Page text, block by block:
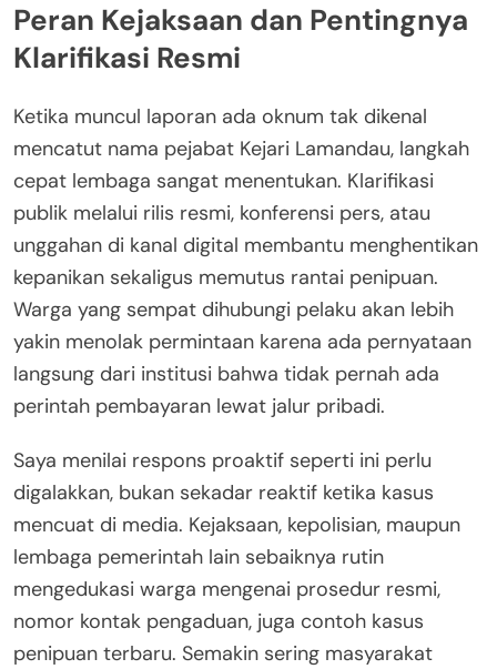
Peran Kejaksaan dan Pentingnya
Klarifikasi Resmi
Ketika muncul laporan ada oknum tak dikenal
mencatut nama pejabat Kejari Lamandau, langkah
cepat lembaga sangat menentukan. Klarifikasi
publik melalui rilis resmi, konferensi pers, atau
unggahan di kanal digital membantu menghentikan
kepanikan sekaligus memutus rantai penipuan.
Warga yang sempat dihubungi pelaku akan lebih
yakin menolak permintaan karena ada pernyataan
langsung dari institusi bahwa tidak pernah ada
perintah pembayaran lewat jalur pribadi.
Saya menilai respons proaktif seperti ini perlu
digalakkan, bukan sekadar reaktif ketika kasus
mencuat di media. Kejaksaan, kepolisian, maupun
lembaga pemerintah lain sebaiknya rutin
mengedukasi warga mengenai prosedur resmi,
nomor kontak pengaduan, juga contoh kasus
penipuan terbaru. Semakin sering masyarakat